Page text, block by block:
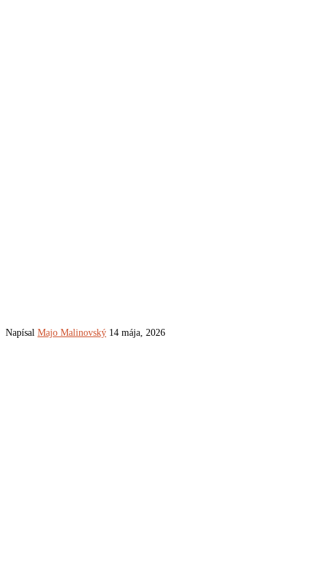
Napísal Majo Malinovský 14 mája, 2026